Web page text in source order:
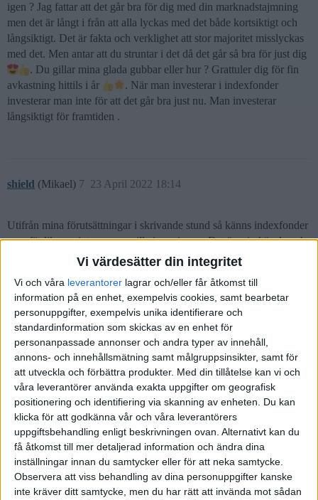
Vi värdesätter din integritet
Vi och våra leverantorer lagrar och/eller får åtkomst till
information på en enhet, exempelvis cookies, samt bearbetar
personuppgifter, exempelvis unika identifierare och
standardinformation som skickas av en enhet för
personanpassade annonser och andra typer av innehåll,
annons- och innehållsmätning samt målgruppsinsikter, samt för
att utveckla och förbättra produkter. Med din tillåtelse kan vi och
våra leverantörer använda exakta uppgifter om geografisk
positionering och identifiering via skanning av enheten. Du kan
klicka för att godkänna vår och våra leverantörers
uppgiftsbehandling enligt beskrivningen ovan. Alternativt kan du
få åtkomst till mer detaljerad information och ändra dina
inställningar innan du samtycker eller för att neka samtycke.
Observera att viss behandling av dina personuppgifter kanske
inte kräver ditt samtycke, men du har rätt att invända mot sådan
igen ? Jag fattar att det går bra för dig med din marknadstajmning
men det är långt i från att alla lyckas med det både kortsiktigt och
långsiktigt. Det är fakta och verklighet att stor majoritet misslyckas
med det. Men antar att du struntar i det då det går så bra för just dig
. Du gillar mina glada gubbar eller hur ? Grattuler dig för fin
avkastning hittils i år
. När man investerar i indexfonder
investerar man inte för att det går bra just nu. Man investerar
långsiktigt för framtiden .
shield (Mikael) 23 April 2022 18:14
7
Utifrån mina förutsättningar i skrivande stund så känns indexfonder
ungefär lika sexigt som en prilla i en pissoar. Det är min känsla och
känslor tar en massa tid att förklara. Tid är pengar och här på
Jakke 23 April 2022 18:26
Förlåt mig om du störs på mig.
shield(Mikael) 23 April 2022 18:27
10